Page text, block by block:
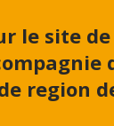
le site
region